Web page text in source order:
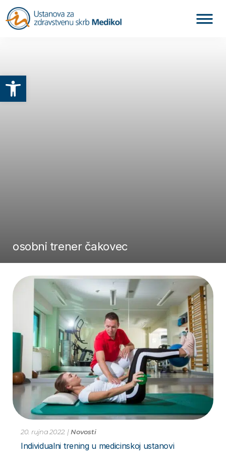
Otvori alatnu traku
osobni trener čakovec
20. rujna 2022. |Novosti
Individualni trening u medicinskoj ustanovi